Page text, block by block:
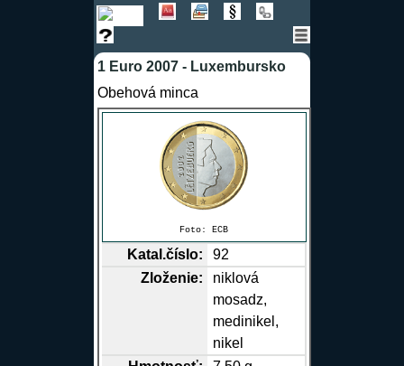
1 Euro 2007 - Luxembursko
Obehová minca
Foto: ECB
Katal.číslo:
92
Zloženie:
niklová
mosadz,
medinikel,
nikel